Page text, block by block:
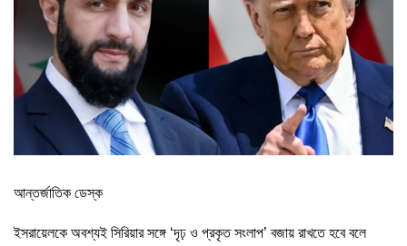
আন্তর্জাতিক ডেস্ক
ইসরায়েলকে অবশ্যই সিরিয়ার সঙ্গে ‘দৃঢ় ও প্রকৃত সংলাপ’ বজায় রাখতে হবে বলে